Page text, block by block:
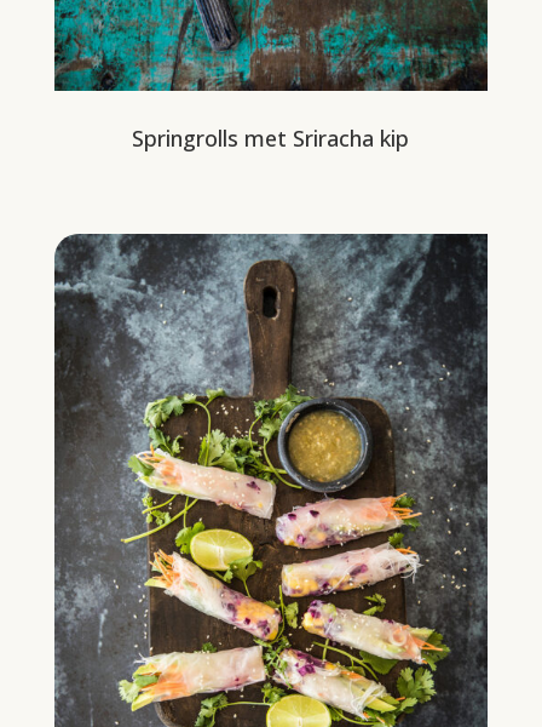
Springrolls met Sriracha kip